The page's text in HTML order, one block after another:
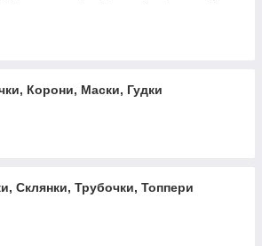
Корони, Маски, Гудки
Склянки, Трубочки, Топпери